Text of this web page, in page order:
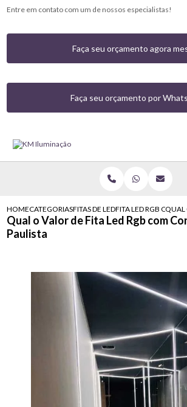
Entre em contato com um de nossos especialistas!
Faça seu orçamento agora
Faça seu orçamento por
HOMECATEGORIASFITAS DE LEDFITA LED RGB COM
QUAL
Qual o Valor de Fita Led Rgb com
Paulista